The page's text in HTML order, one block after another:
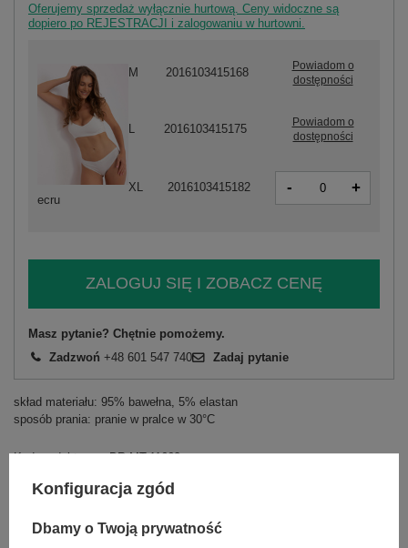
Oferujemy sprzedaż wyłącznie hurtową. Ceny widoczne są
dopiero po REJESTRACJI i zalogowaniu w hurtowni.
ecru
M 2016103415168
Powiadom o
dostępności
2016103415175
Powiadom o
dostępności
XL 2016103415182 - +
ZALOGUJ SIĘ I ZOBACZ CENĘ
Masz pytanie? Chętnie pomożemy.
Zadzwoń +48 601 547 740 Zadaj pytanie
skład materiału: 95% bawełna, 5% elastan
sposób prania: pranie w pralce w 30°C
Kod produktu
BR-MT-11662
Marka
BERRAK
Konfiguracja zgód
Dbamy o Twoją prywatność